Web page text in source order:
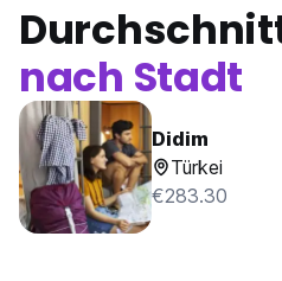
nach Stadt
Didim
Türkei
€283.30